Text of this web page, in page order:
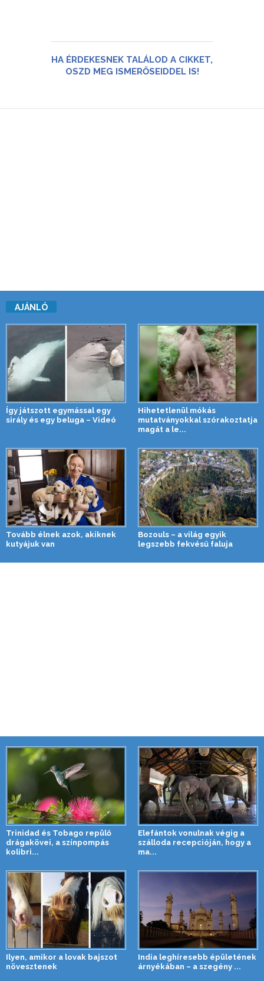
HA ÉRDEKESNEK TALÁLOD A CIKKET,
OSZD MEG ISMERŐSEIDDEL IS!
AJÁNLÓ
Így játszott egymással egy
sirály és egy beluga – Videó
Hihetetlenül mókás
mutatványokkal szórakoztatja
magát a le...
Tovább élnek azok, akiknek
kutyájuk van
Bozouls – a világ egyik
legszebb fekvésű faluja
Trinidad és Tobago repülő
drágakövei, a színpompás
kolibri...
Elefántok vonulnak végig a
szálloda recepcióján, hogy a
ma...
Ilyen, amikor a lovak bajszot
növesztenek
India leghíresebb épületének
árnyékában – a szegény ...